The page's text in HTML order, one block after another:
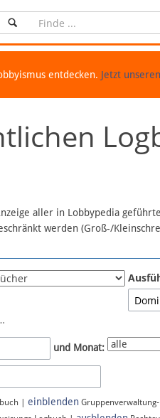
entdecken. Jetzt
aller in Lobbypedia
werden (Groß-/
und Monat:
| einblenden